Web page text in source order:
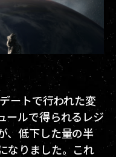
ートで行われた変
ールで得られるレジ
、低下した量の半
なりました。これ